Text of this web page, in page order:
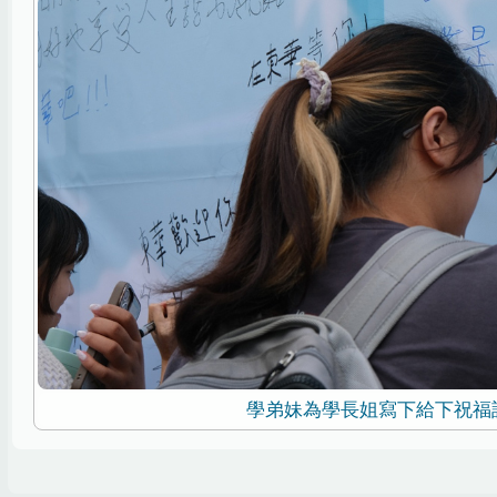
學弟妹為學長姐寫下給下祝福